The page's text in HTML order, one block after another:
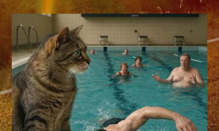
FUNKTION
ZEIGT,
WIE
VIEL
BUTTER
DU
BEIM
PEDALIEREN
VERBRENNST